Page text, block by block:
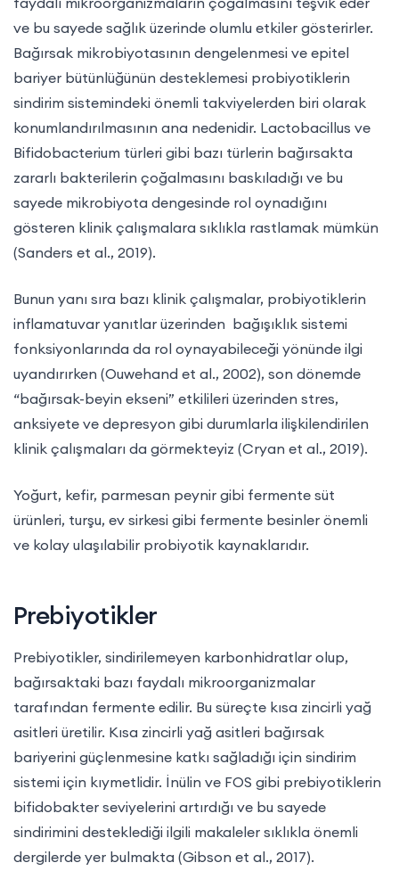
ve bu sayede sağlık üzerinde olumlu etkiler gösterirler.
Bağırsak mikrobiyotasının dengelenmesi ve epitel
bariyer bütünlüğünün desteklemesi probiyotiklerin
sindirim sistemindeki önemli takviyelerden biri olarak
konumlandırılmasının ana nedenidir. Lactobacillus ve
Bifidobacterium türleri gibi bazı türlerin bağırsakta
zararlı bakterilerin çoğalmasını baskıladığı ve bu
sayede mikrobiyota dengesinde rol oynadığını
gösteren klinik çalışmalara sıklıkla rastlamak mümkün
(Sanders et al., 2019).
Bunun yanı sıra bazı klinik çalışmalar, probiyotiklerin
inflamatuvar yanıtlar üzerinden bağışıklık sistemi
fonksiyonlarında da rol oynayabileceği yönünde ilgi
uyandırırken (Ouwehand et al., 2002), son dönemde
“bağırsak-beyin ekseni” etkilileri üzerinden stres,
anksiyete ve depresyon gibi durumlarla ilişkilendirilen
klinik çalışmaları da görmekteyiz (Cryan et al., 2019).
Yoğurt, kefir, parmesan peynir gibi fermente süt
ürünleri, turşu, ev sirkesi gibi fermente besinler önemli
ve kolay ulaşılabilir probiyotik kaynaklarıdır.
Prebiyotikler
Prebiyotikler, sindirilemeyen karbonhidratlar olup,
bağırsaktaki bazı faydalı mikroorganizmalar
tarafından fermente edilir. Bu süreçte kısa zincirli yağ
asitleri üretilir. Kısa zincirli yağ asitleri bağırsak
bariyerini güçlenmesine katkı sağladığı için sindirim
sistemi için kıymetlidir. İnülin ve FOS gibi prebiyotiklerin
bifidobakter seviyelerini artırdığı ve bu sayede
sindirimini desteklediği ilgili makaleler sıklıkla önemli
dergilerde yer bulmakta (Gibson et al., 2017).